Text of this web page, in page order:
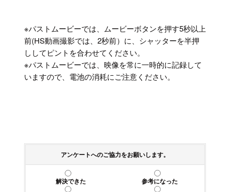
※パストムービーでは、ムービーボタンを押す5秒以上
前(HS動画撮影では、2秒前）に、シャッターを半押
ししてピントを合わせてください。
※パストムービーでは、映像を常に一時的に記録して
いますので、電池の消耗にご注意ください。
アンケートへのご協力をお願いします。
解決できた
参考になった